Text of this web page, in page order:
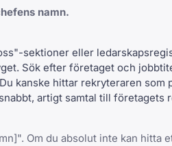
namn.
sektioner eller
Sök efter företaget och
kanske hittar rekryteraren som
artigt samtal till
Om du absolut inte kan